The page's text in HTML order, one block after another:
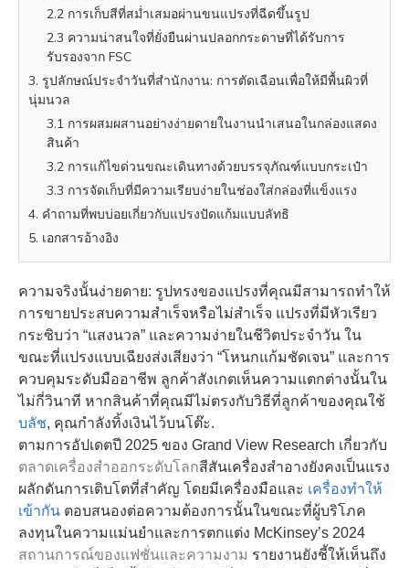
2.2 การเก็บสีที่สม่ำเสมอผ่านขนแปรงที่ฉีดขึ้นรูป
2.3 ความน่าสนใจที่ยั่งยืนผ่านปลอกกระดาษที่ได้รับการ
รับรองจาก FSC
3. รูปลักษณ์ประจำวันที่สำนักงาน: การตัดเฉือนเพื่อให้มีพื้นผิวที่
นุ่มนวล
3.1 การผสมผสานอย่างง่ายดายในงานนำเสนอในกล่องแสดง
สินค้า
3.2 การแก้ไขด่วนขณะเดินทางด้วยบรรจุภัณฑ์แบบกระเป๋า
3.3 การจัดเก็บที่มีความเรียบง่ายในช่องใส่กล่องที่แข็งแรง
4. คำถามที่พบบ่อยเกี่ยวกับแปรงปัดแก้มแบบลัทธิ
5. เอกสารอ้างอิง
ความจริงนั้นง่ายดาย: รูปทรงของแปรงที่คุณมีสามารถทำให้
การขายประสบความสำเร็จหรือไม่สำเร็จ แปรงที่มีหัวเรียว
กระซิบว่า “แสงนวล” และความง่ายในชีวิตประจำวัน ใน
ขณะที่แปรงแบบเฉียงส่งเสียงว่า “โหนกแก้มชัดเจน” และการ
ควบคุมระดับมืออาชีพ ลูกค้าสังเกตเห็นความแตกต่างนั้นใน
ไม่กี่วินาที หากสินค้าที่คุณมีไม่ตรงกับวิธีที่ลูกค้าของคุณใช้
บลัช, คุณกำลังทิ้งเงินไว้บนโต๊ะ.
ตามการอัปเดตปี 2025 ของ Grand View Research เกี่ยวกับ
ตลาดเครื่องสำออกระดับโลกสีสันเครื่องสำอางยังคงเป็นแรง
ผลักดันการเติบโตที่สำคัญ โดยมีเครื่องมือและ เครื่องทำให้
เข้ากัน ตอบสนองต่อความต้องการนั้นในขณะที่ผู้บริโภค
ลงทุนในความแม่นยำและการตกแต่ง McKinsey’s 2024
สถานการณ์ของแฟชั่นและความงาม รายงานยังชี้ให้เห็นถึง